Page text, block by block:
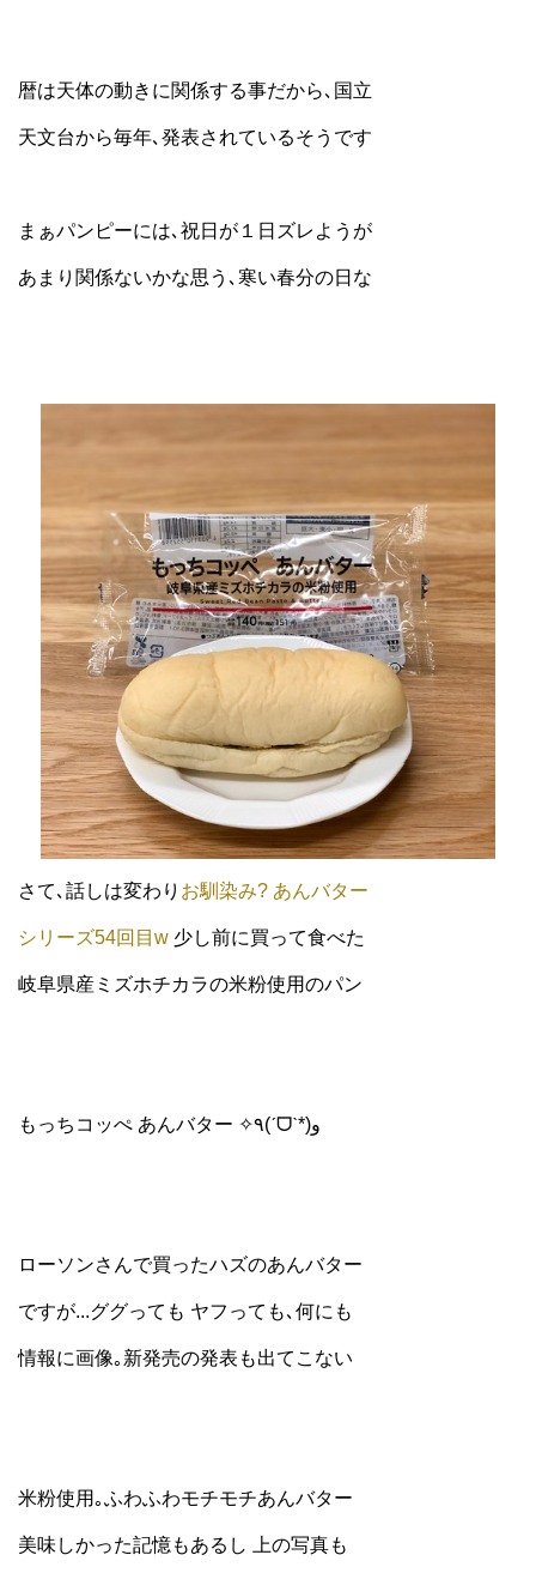
暦は天体の動きに関係する事だから､国立
天文台から毎年､発表されているそうです
まぁパンピーには､祝日が１日ズレようが
あまり関係ないかな思う､寒い春分の日な
さて､話しは変わり お馴染み? あんバター
シリーズ54回目w 少し前に買って食べた
岐阜県産ミズホチカラの米粉使用のパン
もっちコッぺ あんバター ✧٩(ˊᗜˋ*)و
ローソンさんで買ったハズのあんバター
ですが...ググっても ヤフっても､何にも
情報に画像｡新発売の発表も出てこない
米粉使用｡ふわふわモチモチあんバター
美味しかった記憶もあるし 上の写真も